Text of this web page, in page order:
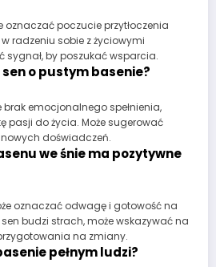
oznaczać poczucie przytłoczenia
radzeniu sobie z życiowymi
sygnał, by poszukać wsparcia.
o pustym basenie?
emocjonalnego spełnienia,
pasji do życia. Może sugerować
doświadczeń.
we śnie ma pozytywne
oznaczać odwagę i gotowość na
budzi strach, może wskazywać na
na zmiany.
pełnym ludzi?